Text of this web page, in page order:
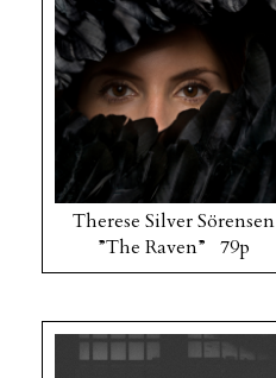
Therese Silver Sörensen
”The Raven” 79p